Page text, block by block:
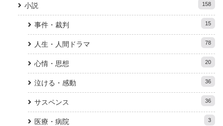
小説 158
事件・裁判 15
人生・人間ドラマ 78
心情・思想 20
泣ける・感動 36
サスペンス 36
医療・病院 3